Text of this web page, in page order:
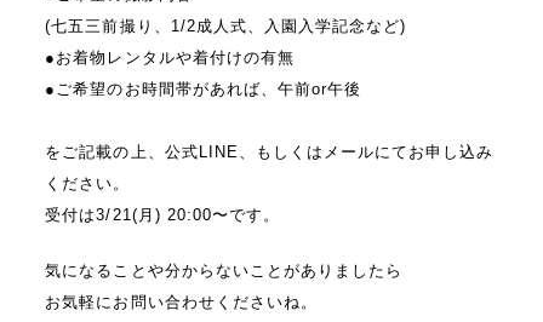
(七五三前撮り、1/2成人式、入園入学記念など)
●お着物レンタルや着付けの有無
●ご希望のお時間帯があれば、午前or午後
をご記載の上、公式LINE、もしくはメールにてお申し込み
ください。
受付は3/21(月) 20:00〜です。
気になることや分からないことがありましたら
お気軽にお問い合わせくださいね。